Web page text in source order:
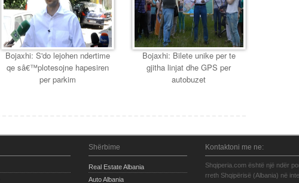
Bojaxhi: S'do lejohen ndertime
qe sâ€™plotesojne hapesiren
per parkim
Bojaxhi: Bilete unike per te
gjitha linjat dhe GPS per
autobuzet
Shërbime
Real Estate Albania
Auto Albania
Kontaktoni me ne:
Shqiperia.com është një ndër
rreth Shqipërisë (Albania) në